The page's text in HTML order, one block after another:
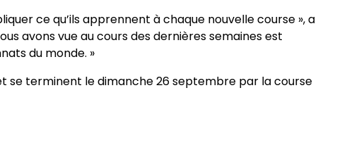
ce qu’ils apprennent à chaque nouvelle course », a
avons vue au cours des dernières semaines est
du monde. »
se terminent le dimanche 26 septembre par la course